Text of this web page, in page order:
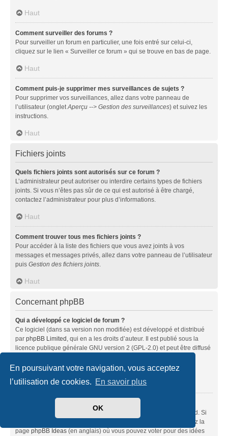
En poursuivant votre navigation, vous acceptez
l’utilisation de cookies. En savoir plus
OK
Haut
Comment surveiller des forums ?
Pour surveiller un forum en particulier, une fois entré sur celui-ci,
cliquez sur le lien « Surveiller ce forum » qui se trouve en bas de page.
Haut
Comment puis-je supprimer mes surveillances de sujets ?
Pour supprimer vos surveillances, allez dans votre panneau de
l’utilisateur (ongletAperçu --> Gestion des surveillances) et suivez les
instructions.
Haut
Fichiers joints
Quels fichiers joints sont autorisés sur ce forum ?
L’administrateur peut autoriser ou interdire certains types de fichiers
joints. Si vous n’êtes pas sûr de ce qui est autorisé à être chargé,
contactez l’administrateur pour plus d’informations.
Haut
Comment trouver tous mes fichiers joints ?
Pour accéder à la liste des fichiers que vous avez joints à vos
messages et messages privés, allez dans votre panneau de l’utilisateur
puis Gestion des fichiers joints.
Haut
Concernant phpBB
Qui a développé ce logiciel de forum ?
Ce logiciel (dans sa version non modifiée) est développé et distribué
par phpBB Limited, qui en a les droits d’auteur. Il est publié sous la
licence publique générale GNU version 2 (GPL-2.0) et peut être diffusé
À propos de phpBB» (en anglais).
Haut
Ce logiciel a été développé et mis sous licence par phpBB Limited. Si
vous pensez qu’une fonctionnalité nécessite d’être ajoutée, visitez la
page phpBB Ideas (en anglais) où vous pouvez voter pour des idées